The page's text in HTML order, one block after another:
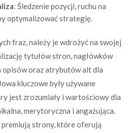
: Śledzenie pozycji, ruchu na
optymalizować strategię.
fraz, należy je wdrożyć na swojej
tytułów stron, nagłówków
opisów oraz atrybutów alt dla
kluczowe były używane
jest zrozumiały i wartościowy dla
merytoryczna i angażująca.
strony, które oferują